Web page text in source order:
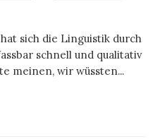
sich die Linguistik durch
schnell und qualitativ
meinen, wir wüssten...